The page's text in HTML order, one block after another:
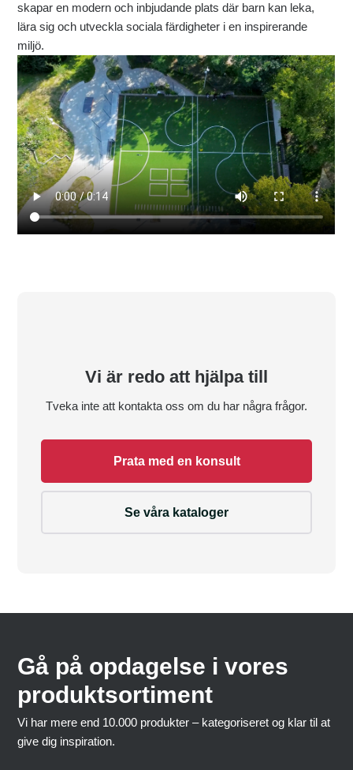
skapar en modern och inbjudande plats där barn kan leka,
lära sig och utveckla sociala färdigheter i en inspirerande
miljö.
Vi är redo att hjälpa till
Tveka inte att kontakta oss om du har några frågor.
Prata med en konsult
Se våra kataloger
Gå på opdagelse i vores
produktsortiment
Vi har mere end 10.000 produkter – kategoriseret og klar til at
give dig inspiration.